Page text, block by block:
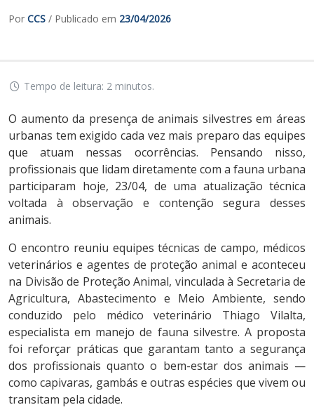
Por CCS / Publicado em 23/04/2026
Tempo de leitura: 2 minutos.
O aumento da presença de animais silvestres em áreas
urbanas tem exigido cada vez mais preparo das equipes
que atuam nessas ocorrências. Pensando nisso,
profissionais que lidam diretamente com a fauna urbana
participaram hoje, 23/04, de uma atualização técnica
voltada à observação e contenção segura desses
animais.
O encontro reuniu equipes técnicas de campo, médicos
veterinários e agentes de proteção animal e aconteceu
na Divisão de Proteção Animal, vinculada à Secretaria de
Agricultura, Abastecimento e Meio Ambiente, sendo
conduzido pelo médico veterinário Thiago Vilalta,
especialista em manejo de fauna silvestre. A proposta
foi reforçar práticas que garantam tanto a segurança
dos profissionais quanto o bem-estar dos animais —
como capivaras, gambás e outras espécies que vivem ou
transitam pela cidade.